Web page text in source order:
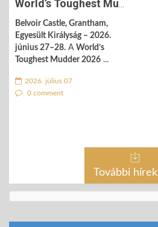
World’s Toughest Mudder 2026: 24 óra, 650 induló, 35 fokos brit ...
Belvoir Castle, Grantham,
Egyesült Királyság – 2026.
június 27–28. A World’s
Toughest Mudder 2026 ...
2026. július 07
0 comment
További hírek